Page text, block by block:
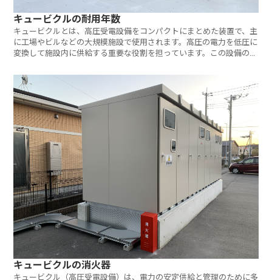
キュービクルの耐用年数
キュービクルとは、高圧受電設備をコンパクトにまとめた装置で、主
に工場やビルなどの大規模施設で使用されます。高圧の電力を低圧に
変換して施設内に供給する重要な役割を担っています。この設備の適
キュービクルの消火器
キュービクル（高圧受電設備）は、電力の安定供給と管理のために多